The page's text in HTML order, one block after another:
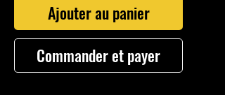
Ajouter au panier
Commander et payer